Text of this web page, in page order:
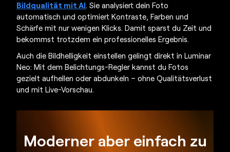
Bildqualität mit AI. Sie analysiert dein Foto
automatisch und optimiert Kontraste, Farben und
Schärfe mit nur wenigen Klicks. Damit sparst du Zeit und
bekommst trotzdem ein professionelles Ergebnis.
Auch die Bildhelligkeit einstellen gelingt direkt in Luminar
Neo: Mit dem Belichtungs-Regler kannst du Fotos
gezielt aufhellen oder abdunkeln – ohne Qualitätsverlust
und mit Live-Vorschau.
Moderner aber einfach zu